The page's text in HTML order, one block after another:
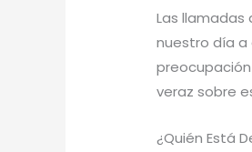
Las
nuestro día a
veraz sobre
¿Quién Está